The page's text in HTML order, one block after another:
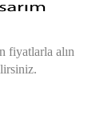
fiyatlarla alın